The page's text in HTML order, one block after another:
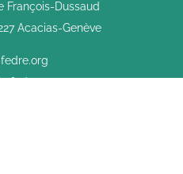
François-Dussaud
Acacias-Genève